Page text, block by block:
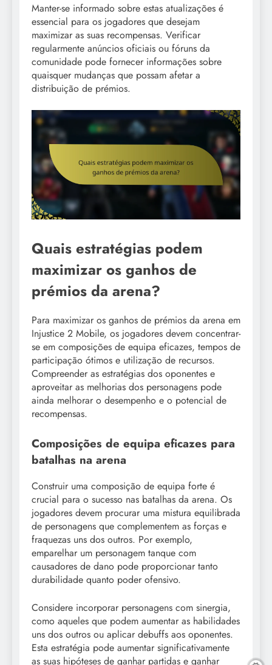
Manter-se informado sobre estas atualizações é
essencial para os jogadores que desejam
maximizar as suas recompensas. Verificar
regularmente anúncios oficiais ou fóruns da
comunidade pode fornecer informações sobre
quaisquer mudanças que possam afetar a
distribuição de prémios.
Quais estratégias podem
maximizar os ganhos de
prémios da arena?
Para maximizar os ganhos de prémios da arena em
Injustice 2 Mobile, os jogadores devem concentrar-
se em composições de equipa eficazes, tempos de
participação ótimos e utilização de recursos.
Compreender as estratégias dos oponentes e
aproveitar as melhorias dos personagens pode
ainda melhorar o desempenho e o potencial de
recompensas.
Composições de equipa eficazes para
batalhas na arena
Construir uma composição de equipa forte é
crucial para o sucesso nas batalhas da arena. Os
jogadores devem procurar uma mistura equilibrada
de personagens que complementem as forças e
fraquezas uns dos outros. Por exemplo,
emparelhar um personagem tanque com
causadores de dano pode proporcionar tanto
durabilidade quanto poder ofensivo.
Considere incorporar personagens com sinergia,
como aqueles que podem aumentar as habilidades
uns dos outros ou aplicar debuffs aos oponentes.
Esta estratégia pode aumentar significativamente
as suas hipóteses de ganhar partidas e ganhar